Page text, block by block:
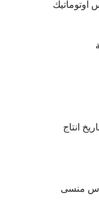
اوتوماتيك
انتاج
منسى